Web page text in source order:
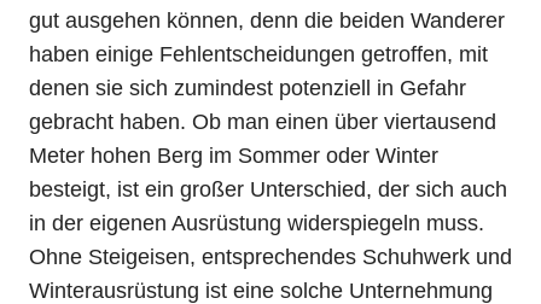
gut ausgehen können, denn die beiden Wanderer
haben einige Fehlentscheidungen getroffen, mit
denen sie sich zumindest potenziell in Gefahr
gebracht haben. Ob man einen über viertausend
Meter hohen Berg im Sommer oder Winter
besteigt, ist ein großer Unterschied, der sich auch
in der eigenen Ausrüstung widerspiegeln muss.
Ohne Steigeisen, entsprechendes Schuhwerk und
Winterausrüstung ist eine solche Unternehmung